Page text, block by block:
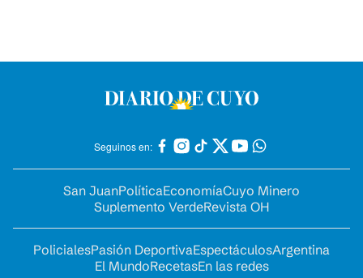
Seguinos en:
San JuanPolíticaEconomíaCuyo Minero
Suplemento VerdeRevista OH
PolicialesPasión DeportivaEspectáculosArgentina
El MundoRecetasEn las redes